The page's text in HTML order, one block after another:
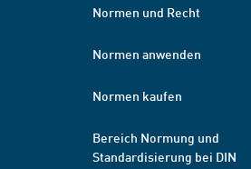
Normen und Recht
Normen anwenden
Normen kaufen
Bereich Normung und
Standardisierung bei DIN